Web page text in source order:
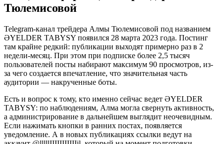
Тюлемисовой
Telegram-канал трейдера Алмы Тюлемисовой под названием
ӘYELDER TABYSY появился 28 марта 2023 года. Постинг
там крайне редкий: публикации выходят примерно раз в 2
недели-месяц. При этом при подписке более 2,5 тысяч
пользователей посты набирают максимум 90 просмотров, из-
за чего создается впечатление, что значительная часть
аудитории — накрученные боты.
Есть и вопрос к тому, кто именно сейчас ведет ӘYELDER
TABYSY: по наблюдениям, Алма могла свернуть активность,
а администрирование в дальнейшем выглядит неочевидным.
Если нажимать кнопки в ранних постах, появляется
уведомление. А в новых публикациях ссылки ведут на